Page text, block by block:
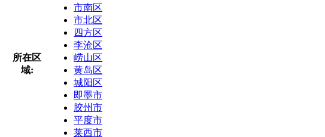
所在区
域:
市南区
市北区
四方区
李沧区
崂山区
黄岛区
城阳区
即墨市
胶州市
平度市
莱西市